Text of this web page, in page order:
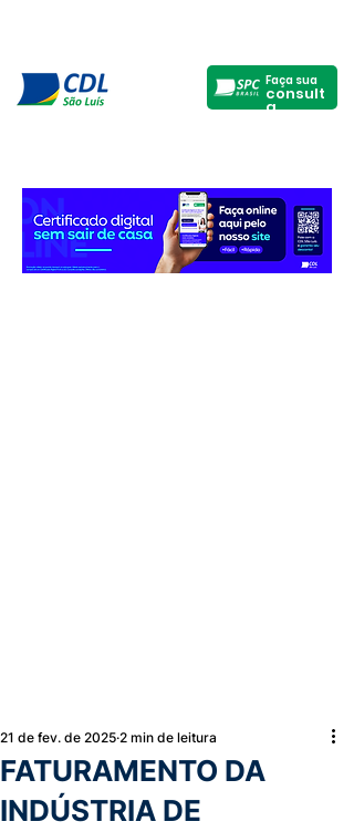
Faça sua
consult
a
FATURAMENTO DA
INDÚSTRIA DE
21 de fev. de 2025 2 min de leitura